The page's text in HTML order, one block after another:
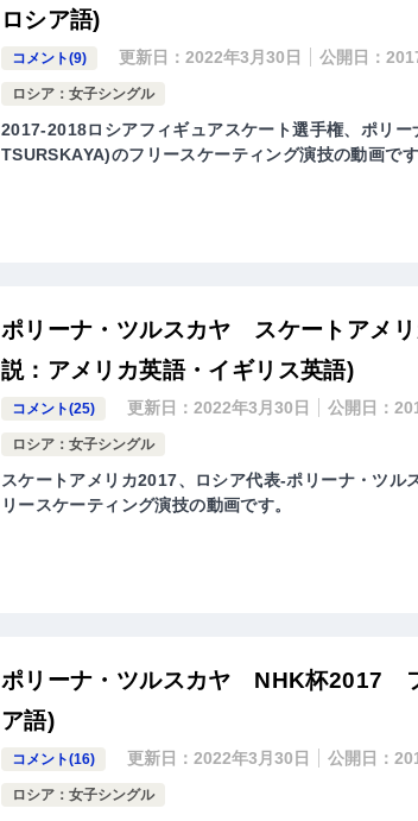
ロシア語)
コメント(9) 更新日：2022年3月30日 公開日：
ロシア：女子シングル
2017-2018ロシアフィギュアスケート選手権、ポリ
TSURSKAYA)のフリースケーティング演技の動画です
ポリーナ・ツルスカヤ スケートア
説：アメリカ英語・イギリス英語)
コメント(25) 更新日：2022年3月30日 公開日：
ロシア：女子シングル
スケートアメリカ2017、ロシア代表-ポリーナ・ツ
リースケーティング演技の動画です。
ポリーナ・ツルスカヤ NHK杯2017
ア語)
コメント(16) 更新日：2022年3月30日 公開日：
ロシア：女子シングル